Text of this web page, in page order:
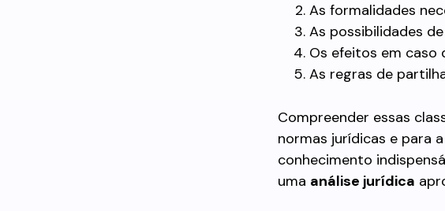
As formalidades
As possibilidades
Os efeitos em
As regras de
Compreender essas
normas jurídicas e para
conhecimento
uma análise jurídica